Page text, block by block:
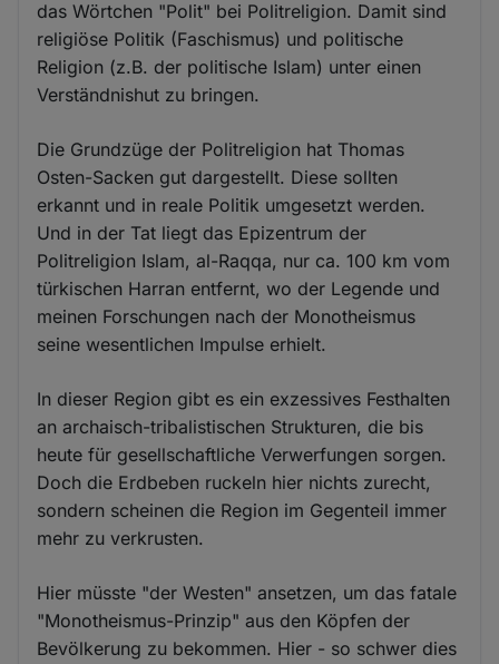
das Wörtchen "Polit" bei Politreligion. Damit sind
religiöse Politik (Faschismus) und politische
Religion (z.B. der politische Islam) unter einen
Verständnishut zu bringen.
Die Grundzüge der Politreligion hat Thomas
Osten-Sacken gut dargestellt. Diese sollten
erkannt und in reale Politik umgesetzt werden.
Und in der Tat liegt das Epizentrum der
Politreligion Islam, al-Raqqa, nur ca. 100 km vom
türkischen Harran entfernt, wo der Legende und
meinen Forschungen nach der Monotheismus
seine wesentlichen Impulse erhielt.
In dieser Region gibt es ein exzessives Festhalten
an archaisch-tribalistischen Strukturen, die bis
heute für gesellschaftliche Verwerfungen sorgen.
Doch die Erdbeben ruckeln hier nichts zurecht,
sondern scheinen die Region im Gegenteil immer
mehr zu verkrusten.
Hier müsste "der Westen" ansetzen, um das fatale
"Monotheismus-Prinzip" aus den Köpfen der
Bevölkerung zu bekommen. Hier - so schwer dies